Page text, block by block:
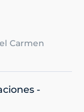
Carmen
-